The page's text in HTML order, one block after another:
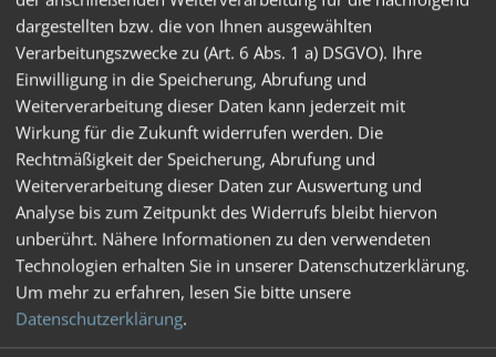
Glossar
Die wichtigsten Begriffe kurz und verständlich
erklärt.
dargestellten bzw. die von Ihnen ausgewählten
Verarbeitungszwecke zu (Art. 6 Abs. 1 a) DSGVO). Ihre
Einwilligung in die Speicherung, Abrufung und
Weiterverarbeitung dieser Daten kann jederzeit mit
Wirkung für die Zukunft widerrufen werden. Die
Rechtmäßigkeit der Speicherung, Abrufung und
Weiterverarbeitung dieser Daten zur Auswertung und
Analyse bis zum Zeitpunkt des Widerrufs bleibt hiervon
unberührt. Nähere Informationen zu den verwendeten
Technologien erhalten Sie in unserer Datenschutzerklärung.
Um mehr zu erfahren, lesen Sie bitte unsere
Datenschutzerklärung.